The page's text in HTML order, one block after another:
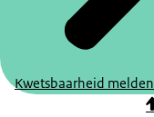
Kwetsbaarheid melden